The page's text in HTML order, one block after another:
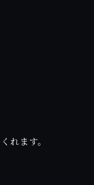
れます。